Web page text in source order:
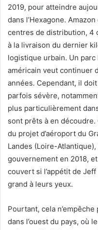
2019, pour atteindre
dans l’Hexagone.
centres de distribution, 4
à la livraison du dernier
logistique urbain. Un
américain veut continuer
années. Cependant, il
parfois sévère,
plus particulièrement
sont prêts à en
du projet d’aéroport du
Landes (Loire-
gouvernement en 2018,
couvert si l’appétit de
grand à leurs yeux.
Pourtant, cela
dans l’ouest du pays, où